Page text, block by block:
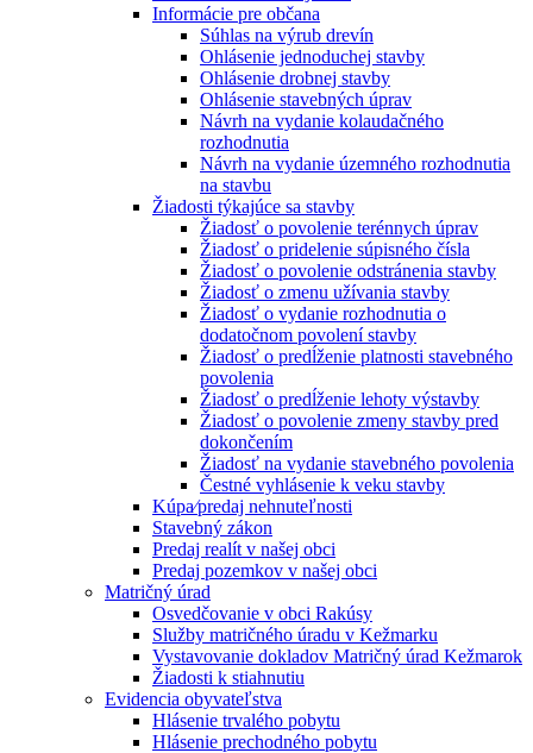
Informácie pre občana
Súhlas na výrub drevín
Ohlásenie jednoduchej stavby
Ohlásenie drobnej stavby
Ohlásenie stavebných úprav
Návrh na vydanie kolaudačného
rozhodnutia
Návrh na vydanie územného rozhodnutia
na stavbu
Žiadosti týkajúce sa stavby
Žiadosť o povolenie terénnych úprav
Žiadosť o pridelenie súpisného čísla
Žiadosť o povolenie odstránenia stavby
Žiadosť o zmenu užívania stavby
Žiadosť o vydanie rozhodnutia o
dodatočnom povolení stavby
Žiadosť o predĺženie platnosti stavebného
povolenia
Žiadosť o predĺženie lehoty výstavby
Žiadosť o povolenie zmeny stavby pred
dokončením
Žiadosť na vydanie stavebného povolenia
Čestné vyhlásenie k veku stavby
Kúpa⁄predaj nehnuteľnosti
Stavebný zákon
Predaj realít v našej obci
Predaj pozemkov v našej obci
Matričný úrad
Osvedčovanie v obci Rakúsy
Služby matričného úradu v Kežmarku
Vystavovanie dokladov Matričný úrad Kežmarok
Žiadosti k stiahnutiu
Evidencia obyvateľstva
Hlásenie trvalého pobytu
Hlásenie prechodného pobytu